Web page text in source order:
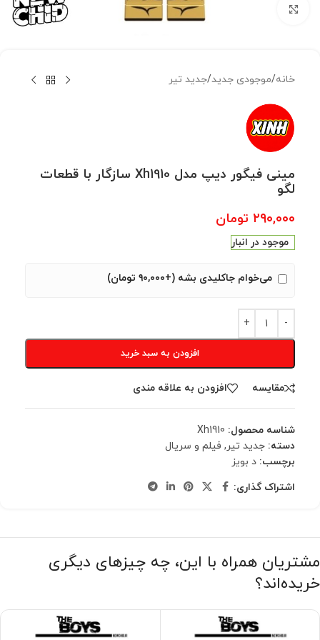
خانه/موجودی جدید/جدید تیر
مینی فیگور دیپ مدل Xh1910 سازگار با قطعات
لگو
۲۹۰,۰۰۰ تومان
موجود در انبار
می‌خوام جاکلیدی بشه (+۹۰,۰۰۰ تومان)
افزودن به سبد خرید
مقایسه افزودن به علاقه مندی
شناسه محصول: Xh1910
دسته: جدید تیر, فیلم و سریال
برچسب: د بویز
اشتراک گذاری:
مشتریان همراه با این، چه چیزهای دیگری
خریده‌اند؟